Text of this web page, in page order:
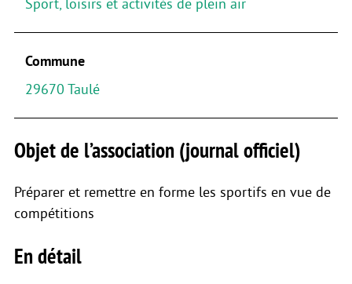
Sport, loisirs et activités de plein air
Commune
29670 Taulé
Objet de l’association (journal officiel)
Préparer et remettre en forme les sportifs en vue de
compétitions
En détail